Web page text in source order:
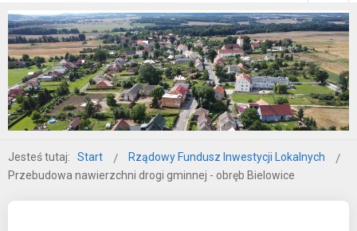
Jesteś tutaj: Start
Rządowy Fundusz Inwestycji Lokalnych
Przebudowa nawierzchni drogi gminnej - obręb Bielowice